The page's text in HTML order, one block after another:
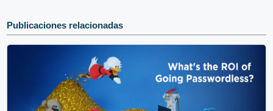
Publicaciones relacionadas